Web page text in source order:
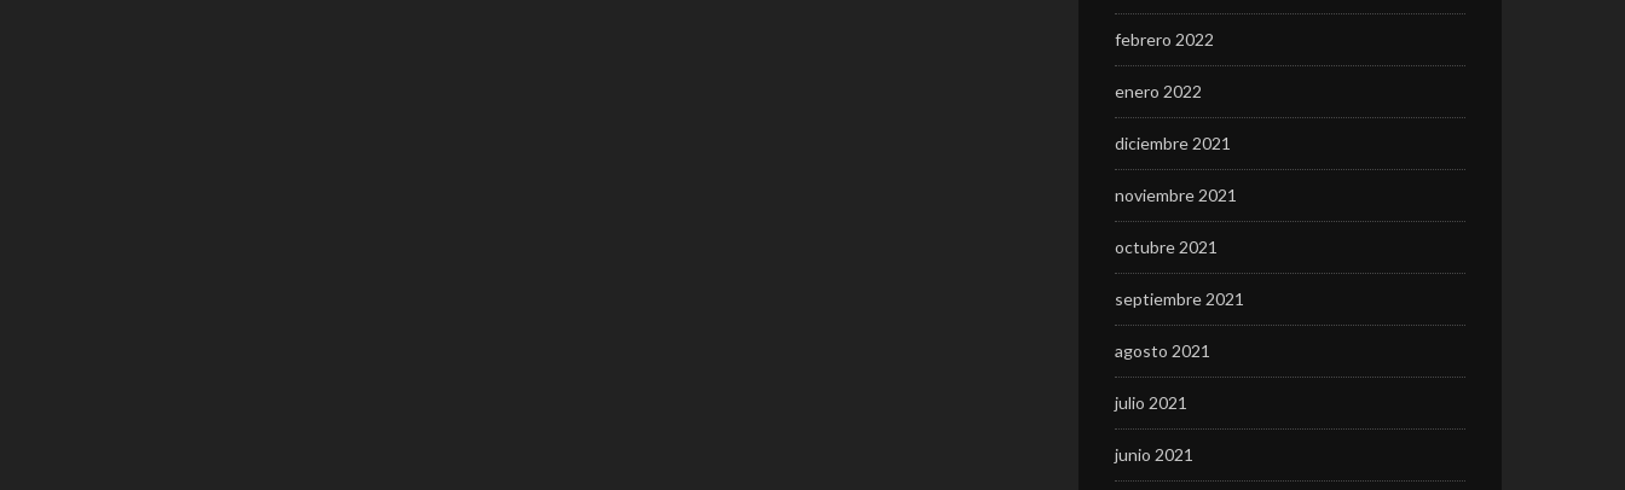
febrero 2022
enero 2022
diciembre 2021
noviembre 2021
octubre 2021
septiembre 2021
agosto 2021
julio 2021
junio 2021